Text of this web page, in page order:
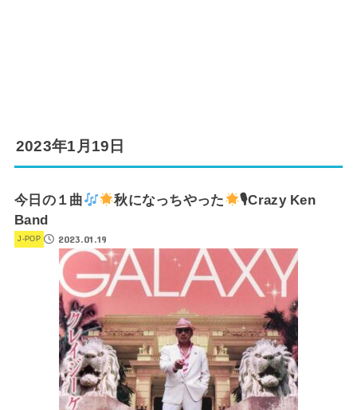
2023年1月19日
今日の１曲 秋になっちやった
🎙Crazy Ken
Band
J-POP 2023.01.19